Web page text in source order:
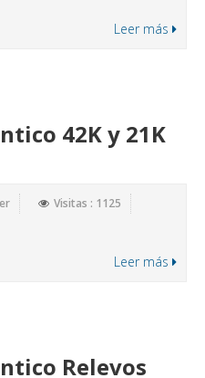
Leer más
42K y 21K
Visitas : 1125
Leer más
Relevos